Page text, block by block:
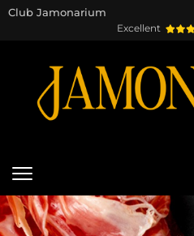
Excellent
Club Jamonarium